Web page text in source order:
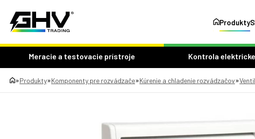
Produkty
Meracie a testovacie prístroje Kontrola
»Produkty»Komponenty pre rozvádzače»Kúrenie a chladenie rozvádzačov»